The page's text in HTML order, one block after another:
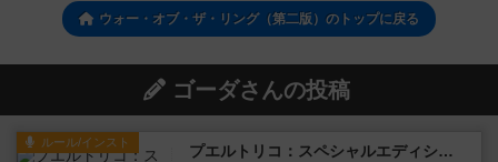
ウォー・オブ・ザ・リング（第二版）のトップに戻る
ゴーダさんの投稿
ルール/インスト プエルトリコ：スペシャルエディション